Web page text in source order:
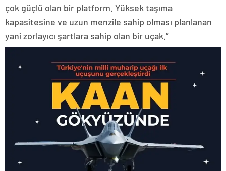
çok güçlü olan bir platform. Yüksek taşıma
kapasitesine ve uzun menzile sahip olması planlanan
yani zorlayıcı şartlara sahip olan bir uçak.”